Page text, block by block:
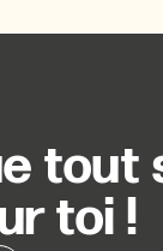
tout
toi !